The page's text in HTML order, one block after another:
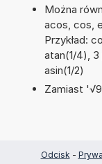
Można
acos, cos,
Przykład:
atan(1/4),
asin(1/2)
Zamiast
Odcisk -